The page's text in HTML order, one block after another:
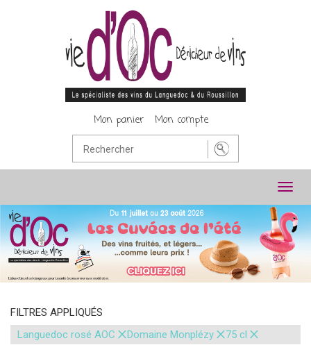
Mon panier Mon compte
FILTRES APPLIQUÉS
Languedoc rosé AOC ×Domaine Monplézy ×75 cl ×